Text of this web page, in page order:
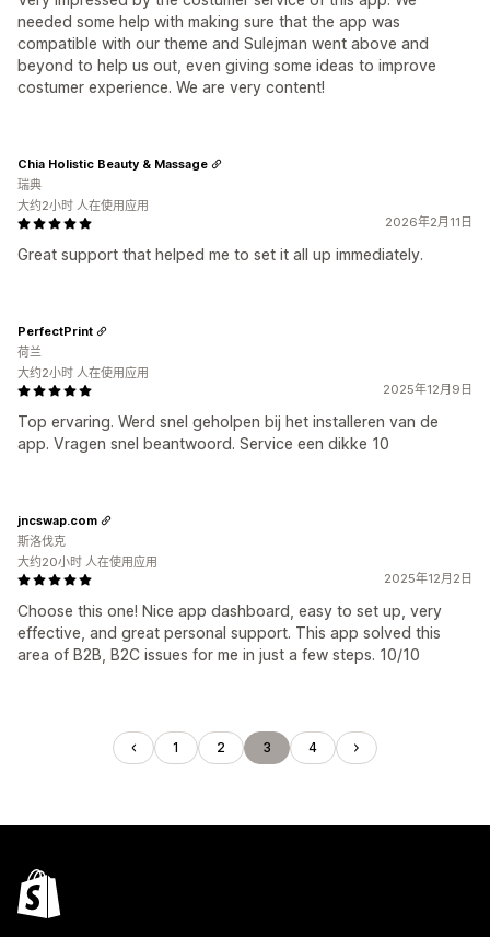
needed some help with making sure that the app was
compatible with our theme and Sulejman went above and
beyond to help us out, even giving some ideas to improve
costumer experience. We are very content!
2026年2月11日
Great support that helped me to set it all up immediately.
Chia Holistic Beauty & Massage
瑞典
大约2小时 人在使用应用
2025年12月9日
Top ervaring. Werd snel geholpen bij het installeren van de
app. Vragen snel beantwoord. Service een dikke 10
PerfectPrint
荷兰
大约2小时 人在使用应用
2025年12月2日
Choose this one! Nice app dashboard, easy to set up, very
effective, and great personal support. This app solved this
area of B2B, B2C issues for me in just a few steps. 10/10
jncswap.com
斯洛伐克
大约20小时 人在使用应用
1 2 3 4